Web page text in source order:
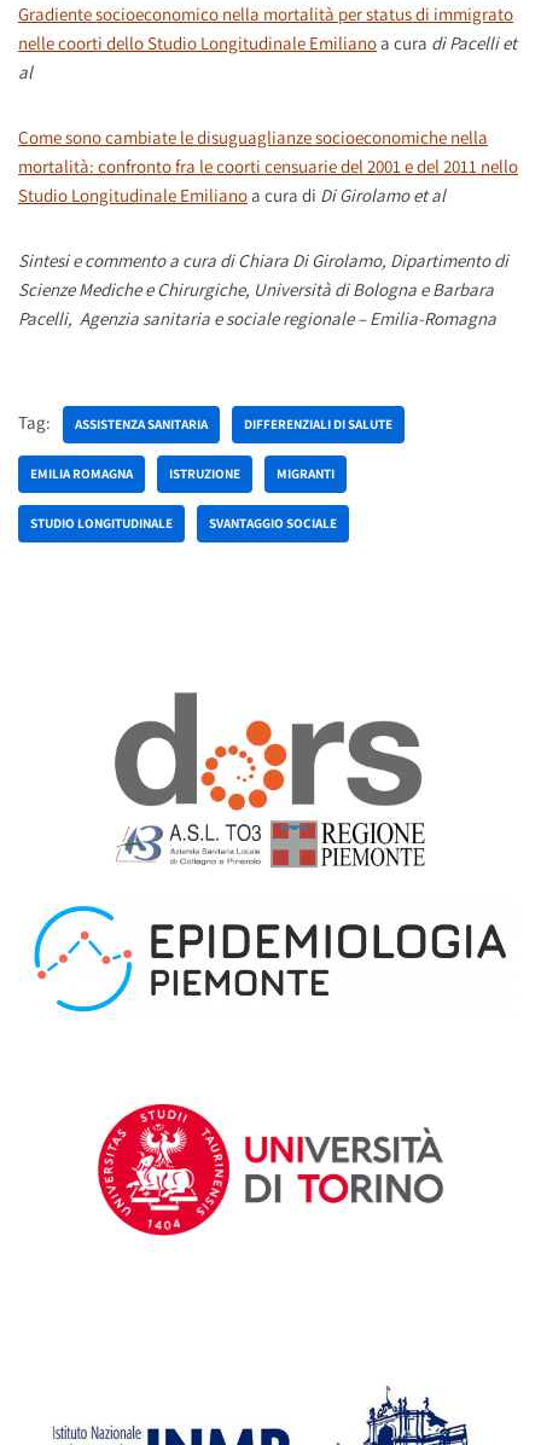
Gradiente socioeconomico nella mortalità per status di immigrato
nelle coorti dello Studio Longitudinale Emilianoa cura di Pacelli et
al
Come sono cambiate le disuguaglianze socioeconomiche nella
mortalità: confronto fra le coorti censuarie del 2001 e del 2011 nello
Studio Longitudinale Emilianoa cura di Di Girolamo et al
Sintesi e commento a cura di Chiara Di Girolamo, Dipartimento di
Scienze Mediche e Chirurgiche, Università di Bologna e Barbara
Pacelli, Agenzia sanitaria e sociale regionale – Emilia-Romagna
Tag: ASSISTENZA SANITARIA DIFFERENZIALI DI SALUTE
EMILIA ROMAGNA ISTRUZIONE MIGRANTI
STUDIO LONGITUDINALE SVANTAGGIO SOCIALE